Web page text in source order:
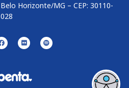
Belo Horizonte/MG – CEP: 30110-
028